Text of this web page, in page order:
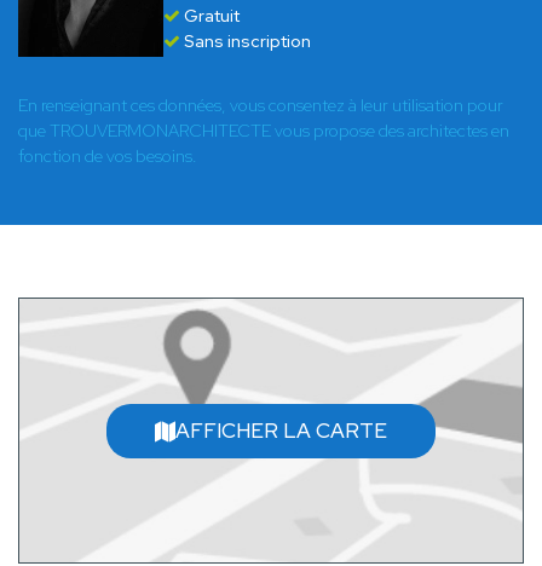
Gratuit
Sans inscription
En renseignant ces données, vous consentez à leur utilisation pour
que TROUVERMONARCHITECTE vous propose des architectes en
fonction de vos besoins.
AFFICHER LA CARTE